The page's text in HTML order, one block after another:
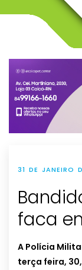
31 DE JANEIRO
faca
A Polícia
terça feira,